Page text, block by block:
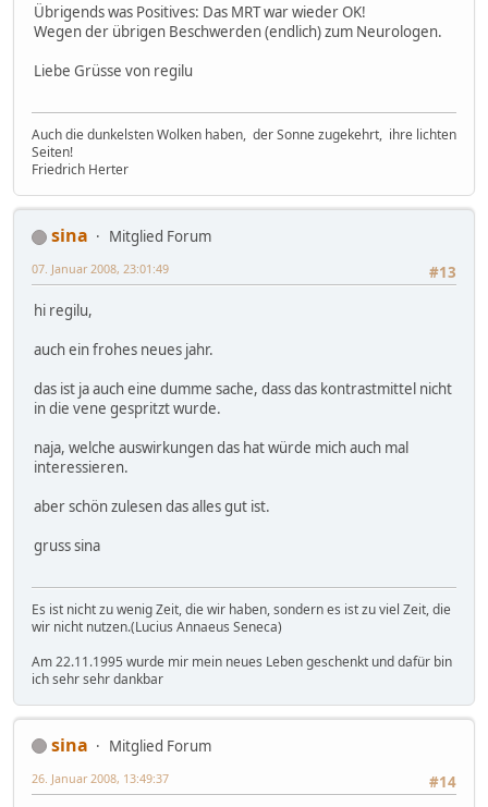
Übrigends was Positives: Das MRT war wieder OK!
Wegen der übrigen Beschwerden (endlich) zum Neurologen.
Liebe Grüsse von regilu
Auch die dunkelsten Wolken haben, der Sonne zugekehrt, ihre lichten
Seiten!
Friedrich Herter
sina
Mitglied Forum
#13
07. Januar 2008, 23:01:49
hi regilu,
auch ein frohes neues jahr.
das ist ja auch eine dumme sache, dass das kontrastmittel nicht
in die vene gespritzt wurde.
naja, welche auswirkungen das hat würde mich auch mal
interessieren.
aber schön zulesen das alles gut ist.
gruss sina
Es ist nicht zu wenig Zeit, die wir haben, sondern es ist zu viel Zeit, die
wir nicht nutzen.(Lucius Annaeus Seneca)
Am 22.11.1995 wurde mir mein neues Leben geschenkt und dafür bin
ich sehr sehr dankbar
sina
Mitglied Forum
#14
26. Januar 2008, 13:49:37